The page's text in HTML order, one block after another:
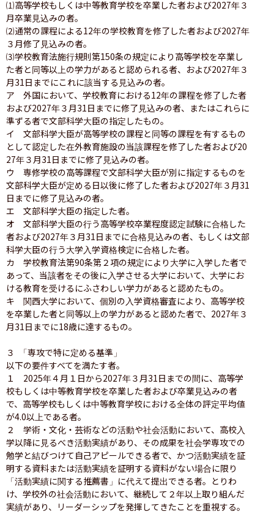
⑴高等学校もしくは中等教育学校を卒業した者および2027年３
月卒業見込みの者。
⑵通常の課程による12年の学校教育を修了した者および2027年
３月修了見込みの者。
⑶学校教育法施行規則第150条の規定により高等学校を卒業し
た者と同等以上の学力があると認められる者、および2027年３
月31日までにこれに該当する見込みの者。
ア　外国において、学校教育における12年の課程を修了した者
および2027年３月31日までに修了見込みの者、またはこれらに
準ずる者で文部科学大臣の指定したもの。
イ　文部科学大臣が高等学校の課程と同等の課程を有するもの
として認定した在外教育施設の当該課程を修了した者および20
27年３月31日までに修了見込みの者。
ウ　専修学校の高等課程で文部科学大臣が別に指定するものを
文部科学大臣が定める日以後に修了した者および2027年３月31
日までに修了見込みの者。
エ　文部科学大臣の指定した者。
オ　文部科学大臣の行う高等学校卒業程度認定試験に合格した
者および2027年３月31日までに合格見込みの者、もしくは文部
科学大臣の行う大学入学資格検定に合格した者。
カ　学校教育法第90条第２項の規定により大学に入学した者で
あって、当該者をその後に入学させる大学において、大学にお
ける教育を受けるにふさわしい学力があると認めたもの。
キ　関西大学において、個別の入学資格審査により、高等学校
を卒業した者と同等以上の学力があると認めた者で、2027年３
月31日までに18歳に達するもの。
３ 「専攻で特に定める基準」
以下の要件すべてを満たす者。
１　2025年４月１日から2027年３月31日までの間に、高等学
校もしくは中等教育学校を卒業した者および卒業見込みの者
で、高等学校もしくは中等教育学校における全体の評定平均値
が4.0以上である者。
２　学術・文化・芸術などの活動や社会活動において、高校入
学以降に見るべき活動実績があり、その成果を社会学専攻での
勉学と結びつけて自己アピールできる者で、かつ活動実績を証
明する資料または活動実績を証明する資料がない場合に限り
「活動実績に関する推薦書」に代えて提出できる者。とりわ
け、学校外の社会活動において、継続して２年以上取り組んだ
実績があり、リーダーシップを発揮してきたことを重視する。